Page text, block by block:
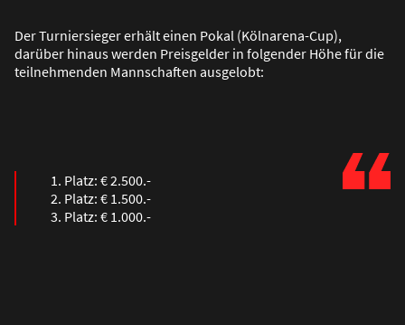
Der Turniersieger erhält einen Pokal (Kölnarena-Cup),
darüber hinaus werden Preisgelder in folgender Höhe für die
teilnehmenden Mannschaften ausgelobt:
1. Platz: € 2.500.-
2. Platz: € 1.500.-
3. Platz: € 1.000.-